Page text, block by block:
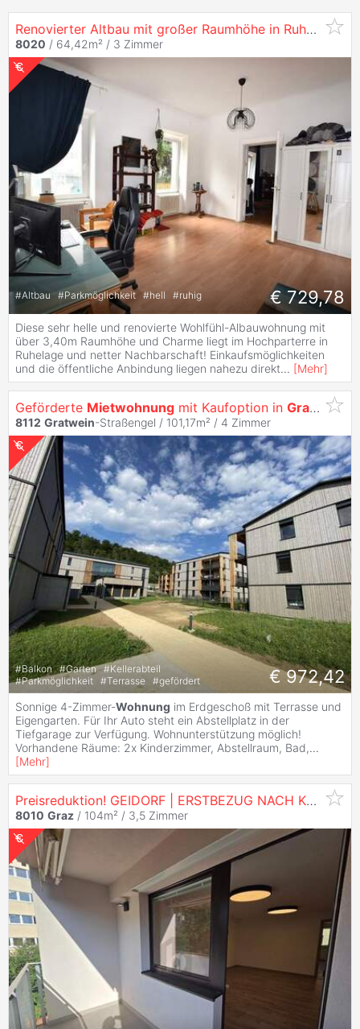
Renovierter Altbau mit großer Raumhöhe in Ruhelage
8020 / 64,42m² / 3 Zimmer
#Altbau #Parkmöglichkeit #hell #ruhig € 729,78
Diese sehr helle und renovierte Wohlfühl-Albauwohnung mit
über 3,40m Raumhöhe und Charme liegt im Hochparterre in
Ruhelage und netter Nachbarschaft! Einkaufsmöglichkeiten
und die öffentliche Anbindung liegen nahezu direkt... [Mehr]
Geförderte Mietwohnung mit Kaufoption in Gratwein
8112 Gratwein-Straßengel / 101,17m² / 4 Zimmer
#Balkon #Garten #Kellerabteil
#Parkmöglichkeit #Terrasse #gefördert € 972,42
Sonnige 4-Zimmer-Wohnung im Erdgeschoß mit Terrasse und
Eigengarten. Für Ihr Auto steht ein Abstellplatz in der
Tiefgarage zur Verfügung. Wohnunterstützung möglich!
Vorhandene Räume: 2x Kinderzimmer, Abstellraum, Bad,...
[Mehr]
Preisreduktion! GEIDORF | ERSTBEZUG NACH KERNSANIERUNG: 104 M²,BALKON, KLIMA, LIFT UND PARKPLATZ
8010 Graz / 104m² / 3,5 Zimmer